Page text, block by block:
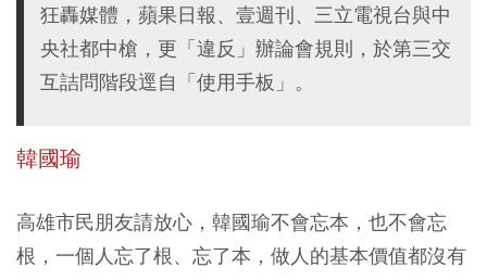
狂轟媒體，蘋果日報、壹週刊、三立電視台與中
央社都中槍，更「違反」辦論會規則，於第三交
互詰問階段逕自「使用手板」。
韓國瑜
高雄市民朋友請放心，韓國瑜不會忘本，也不會忘
根，一個人忘了根、忘了本，做人的基本價值都沒有